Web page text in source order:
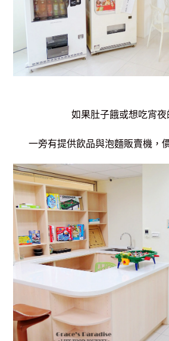
如果肚子餓或想吃宵夜
一旁有提供飲品與泡麵販賣機，